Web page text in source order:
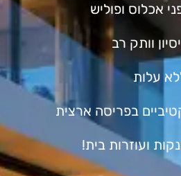
ופוליש
רב
בפריסה ארצית
בית!